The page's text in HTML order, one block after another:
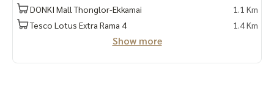
DONKI Mall Thonglor-Ekkamai
1.1 Km
Tesco Lotus Extra Rama 4
1.4 Km
Show more